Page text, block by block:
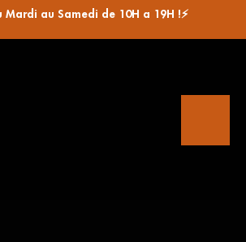
Mardi au Samedi de 10H a 19H !⚡